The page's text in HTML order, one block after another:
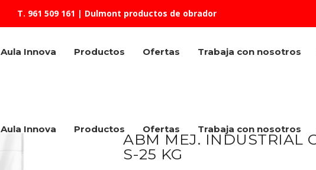
T. 961 509 161 | Dulmont productos de obrador
Aula Innova Productos Ofertas Trabaja con nosotros
Aula Innova Productos Ofertas Trabaja con nosotros
ABM MEJ. INDUSTRIAL
S-25 KG